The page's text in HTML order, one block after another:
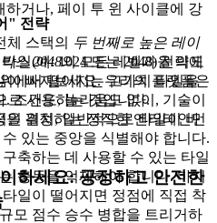
" 전략
체 스택의 두 번째로 높은 레이
일(예: 1024 또는 2048)을 의도
에서 떨어지는 고가치 타일을
로 사용하는 것입니다.
인 위치, 일반적으로 타일이 바
있는 중앙을 식별해야 합니다.
축하는 데 사용할 수 있는 타일
충동을 억제해야 합니다. 마지
일이 떨어지면 정점에 직접 착
모 점수 승수 병합을 트리거하
거나, 페이 투 윈 사이클에 강
스 2048의 모든 레벨과 전략에
빠져보세요. 우리의 플랫폼은
조건도, 놀라움도 없이, 기술이
결정하는 정직한 엔터테인먼
하세요: 공정하고 안전한